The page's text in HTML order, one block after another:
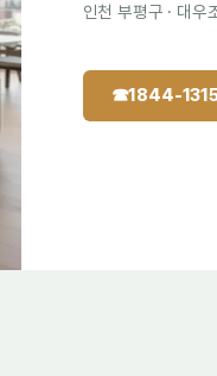
인천 부평구 · 대우
☎1844-